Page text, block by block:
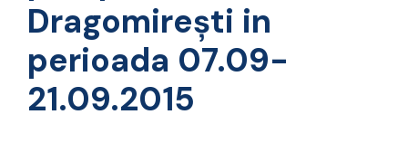
Dragomirești in
perioada 07.09-
21.09.2015